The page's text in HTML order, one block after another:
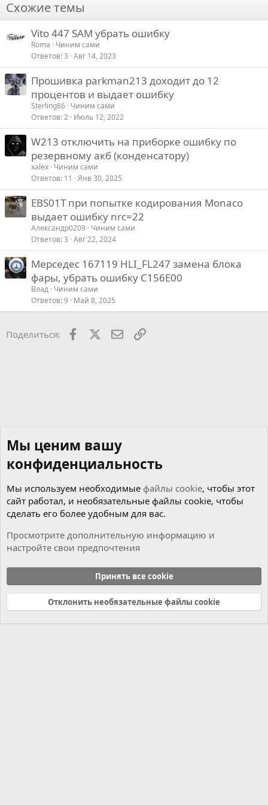
т
и
о
в
т
ь
з
о
в
т
ь
п
р
т
и
в
Схожие темы
Vito 447 SAM убрать ошибку
Roma
Чиним сами
Ответов 3 Авг 14, 2023
Прошивка parkman213 доходит до 12
процентов и выдает ошибку
Sterling86 Чиним сами
Ответов 2 Июль 12, 2022
W213 отключить на приборке ошибку по
резервному акб (конденсатору)
xalex Чиним сами
Ответов 11 Янв 30, 2025
EBS01T при попытке кодирования Monaco
выдает ошибку nrc=22
Александр0209
Чиним сами
Ответов 3 Авг 22, 2024
Мерседес 167119 HLI_FL247 замена блока
фары, убрать ошибку C156E00
Влад Чиним сами
Ответов 9 Май 8, 2025
Поделиться: Facebook ПочтаСсылкой
Cookies
Russian (RU)
Связь с нами
Условия и правила
Политика конфиденциальности
Справка Главная
R
Мы ценим вашу
конфиденциальность
Мы используем необходимые файлы cookie, чтобы этот
сайт работал, и необязательные файлы cookie, чтобы
сделать его более удобным для вас.
Просмотрите дополнительную информацию и
настройте свои предпочтения
Принять все cookie
Отклонить необязательные файлы cookie